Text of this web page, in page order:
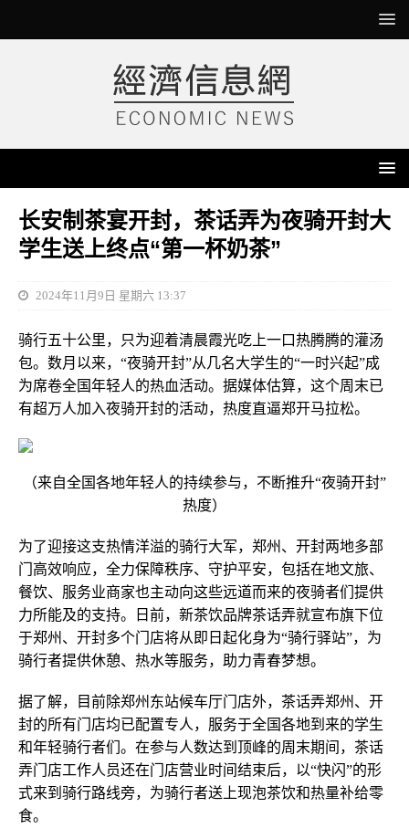
长安制茶宴开封，茶话弄为夜骑开封大
学生送上终点“第一杯奶茶”
2024年11月9日 星期六 13:37
骑行五十公里，只为迎着清晨霞光吃上一口热腾腾的灌汤
包。数月以来，“夜骑开封”从几名大学生的“一时兴起”成
为席卷全国年轻人的热血活动。据媒体估算，这个周末已
有超万人加入夜骑开封的活动，热度直逼郑开马拉松。
（来自全国各地年轻人的持续参与，不断推升“夜骑开封”
热度）
为了迎接这支热情洋溢的骑行大军，郑州、开封两地多部
门高效响应，全力保障秩序、守护平安，包括在地文旅、
餐饮、服务业商家也主动向这些远道而来的夜骑者们提供
力所能及的支持。日前，新茶饮品牌茶话弄就宣布旗下位
于郑州、开封多个门店将从即日起化身为“骑行驿站”，为
骑行者提供休憩、热水等服务，助力青春梦想。
据了解，目前除郑州东站候车厅门店外，茶话弄郑州、开
封的所有门店均已配置专人，服务于全国各地到来的学生
和年轻骑行者们。在参与人数达到顶峰的周末期间，茶话
弄门店工作人员还在门店营业时间结束后，以“快闪”的形
式来到骑行路线旁，为骑行者送上现泡茶饮和热量补给零
食。